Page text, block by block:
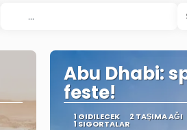
Abu Dhabi:
feste!
1 GIDILECEK 2 TAŞIMA AĞI
1 SIGORTALAR